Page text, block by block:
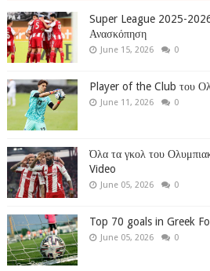
Super League 2025-
Ανασκόπηση
June 15, 2026 0
Player of the Club του
June 11, 2026 0
Όλα τα γκολ του
Video
June 05, 2026 0
Top 70 goals in Greek
June 05, 2026 0